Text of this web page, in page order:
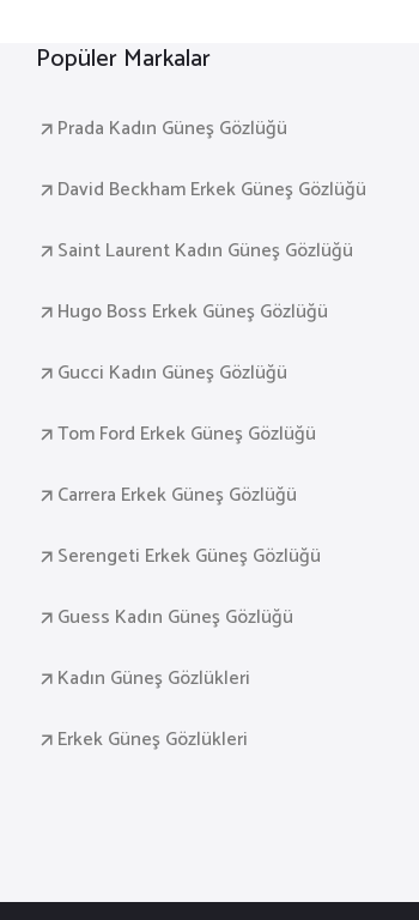
Popüler Markalar
Prada Kadın Güneş Gözlüğü
David Beckham Erkek Güneş Gözlüğü
Saint Laurent Kadın Güneş Gözlüğü
Hugo Boss Erkek Güneş Gözlüğü
Gucci Kadın Güneş Gözlüğü
Tom Ford Erkek Güneş Gözlüğü
Carrera Erkek Güneş Gözlüğü
Serengeti Erkek Güneş Gözlüğü
Guess Kadın Güneş Gözlüğü
Kadın Güneş Gözlükleri
Erkek Güneş Gözlükleri